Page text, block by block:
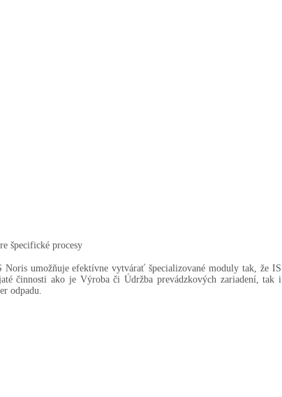
špecifické procesy
Noris umožňuje efektívne vytvárať špecializované moduly tak, že IS
činnosti ako je Výroba či Údržba prevádzkových zariadení, tak i
odpadu.